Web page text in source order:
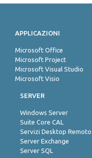
APPLICAZIONI
Microsoft Office
Microsoft Project
Microsoft Visual Studio
Microsoft Visio
SERVER
Windows Server
Suite Core CAL
Servizi Desktop Remoto
Server Exchange
Server SQL